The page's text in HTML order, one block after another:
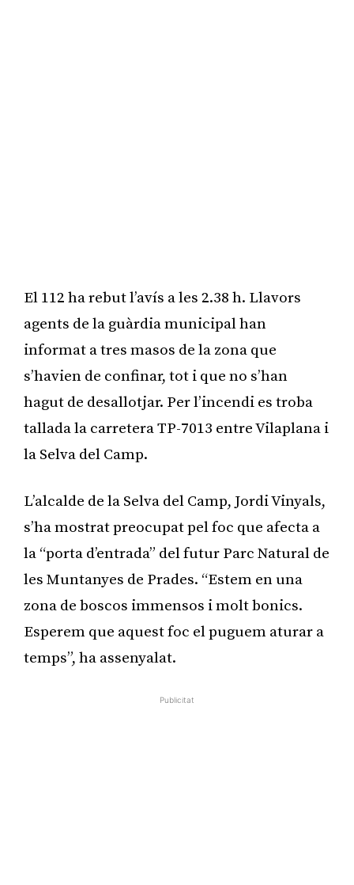
El 112 ha rebut l’avís a les 2.38 h. Llavors
agents de la guàrdia municipal han
informat a tres masos de la zona que
s’havien de confinar, tot i que no s’han
hagut de desallotjar. Per l’incendi es troba
tallada la carretera TP-7013 entre Vilaplana i
la Selva del Camp.
L’alcalde de la Selva del Camp, Jordi Vinyals,
s’ha mostrat preocupat pel foc que afecta a
la “porta d’entrada” del futur Parc Natural de
les Muntanyes de Prades. “Estem en una
zona de boscos immensos i molt bonics.
Esperem que aquest foc el puguem aturar a
temps”, ha assenyalat.
Publicitat